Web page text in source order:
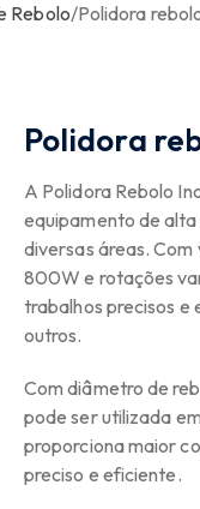
Rebolo/Polidora
Polidora
A Polidora Rebolo
equipamento de alta
diversas áreas.
800W e rotações
trabalhos precisos e
outros.
Com diâmetro de
pode ser utilizada
proporciona maior
preciso e eficiente.